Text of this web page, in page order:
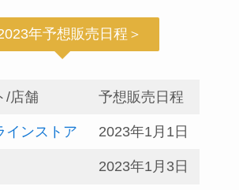
年予想販売日程＞
/店舗 予想販売日程
インストア 2023年1月1日
2023年1月3日